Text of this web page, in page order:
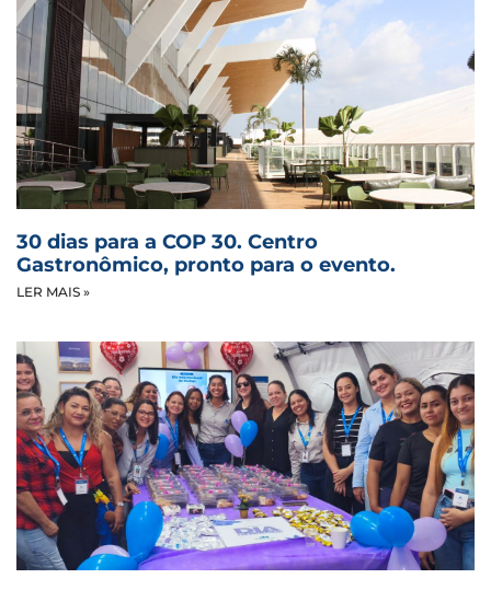
30 dias para a COP 30. Centro
Gastronômico, pronto para o evento.
LER MAIS »